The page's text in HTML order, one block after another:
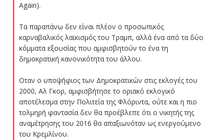
Again).
Τα παραπάνω δεν είναι πλέον ο προσωπικός
καρναβαλικός λαϊκισμός του Τραμπ, αλλά ένα από τα δύο
κόμματα εξουσίας που αμφισβητούν το ένα τη
δημοκρατική κανονικότητα του άλλου.
Οταν ο υποψήφιος των Δημοκρατικών στις εκλογές του
2000, Αλ Γκορ, αμφισβήτησε το οριακό εκλογικό
αποτέλεσμα στην Πολιτεία της Φλόριντα, ούτε και η πιο
τολμηρή φαντασία δεν θα προέβλεπε ότι ο νικητής της
αναμέτρησης του 2016 θα απαξιωνόταν ως ενεργούμενο
του Κρεμλίνου.